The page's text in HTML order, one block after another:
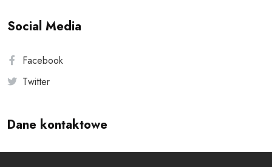
Social Media
Facebook
Twitter
Dane kontaktowe